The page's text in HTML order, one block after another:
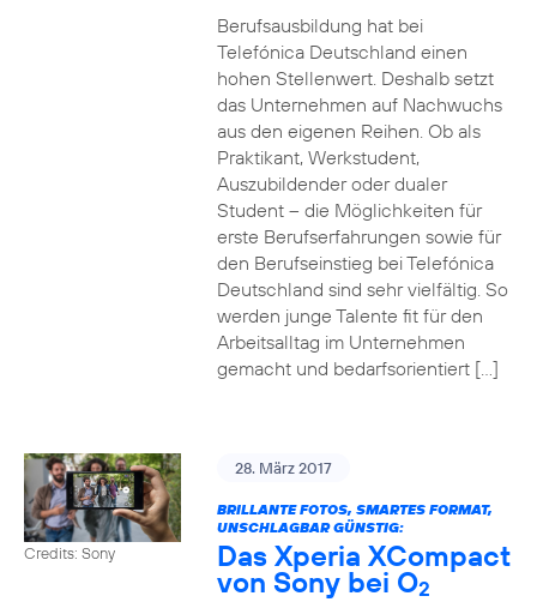
Berufsausbildung hat bei
Telefónica Deutschland einen
hohen Stellenwert. Deshalb setzt
das Unternehmen auf Nachwuchs
aus den eigenen Reihen. Ob als
Praktikant, Werkstudent,
Auszubildender oder dualer
Student – die Möglichkeiten für
erste Berufserfahrungen sowie für
den Berufseinstieg bei Telefónica
Deutschland sind sehr vielfältig. So
werden junge Talente fit für den
Arbeitsalltag im Unternehmen
gemacht und bedarfsorientiert […]
Credits: Sony
28. März 2017
BRILLANTE FOTOS, SMARTES FORMAT,
UNSCHLAGBAR GÜNSTIG:
Das Xperia XCompact
von Sony bei O2